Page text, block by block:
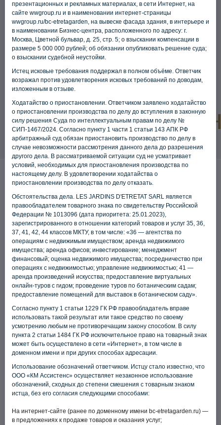
презентационных и рекламных материалах, в сети Интернет, на
сайте wwgroup.ru и в наименовании интернет-страницы
wwgroup.ru/bc-etretagarden, на вывеске фасада здания, в интерьере и
в наименовании Бизнес-центра, расположенного по адресу: г.
Москва, Цветной бульвар, д. 25, стр. 5; о взыскании компенсации в
размере 5 000 000 рублей; об обязании опубликовать решение суда;
о взыскании судебной неустойки.
Истец исковые требования поддержал в полном объёме. Ответчик
возражал против удовлетворения исковых требований по доводам,
изложенным в отзыве.
Ходатайство о приостановлении. Ответчиком заявлено ходатайство
о приостановлении производства по делу до вступления в законную
силу решения Суда по интеллектуальным правам по делу №
СИП-1467/2024. Согласно пункту 1 части 1 статьи 143 АПК РФ
арбитражный суд обязан приостановить производство по делу в
случае невозможности рассмотрения данного дела до разрешения
другого дела. В рассматриваемой ситуации суд не усматривает
условий, необходимых для приостановления производства по
настоящему делу. В удовлетворении ходатайства о
приостановлении производства по делу отказать.
Обстоятельства дела. LES JARDINS D'ETRETAT SARL является
правообладателем товарного знака по свидетельству Российской
Федерации № 1013096 (дата приоритета: 25.01.2023),
зарегистрированного в отношении категорий товаров и услуг 35, 36,
37, 41, 42, 44 классов МКТУ, в том числе: «36 — агентства по
операциям с недвижимым имуществом; аренда недвижимого
имущества; аренда офисов; инвестирование; менеджмент
финансовый; оценка недвижимого имущества; посредничество при
операциях с недвижимостью; управление недвижимостью; 41 —
аренда произведений искусства; предоставление виртуальных
онлайн-туров с гидом; проведение туров по ботаническим садам;
предоставление помещений для выставок в ботаническом саду».
Согласно пункту 1 статьи 1229 ГК РФ правообладатель вправе
использовать такой результат или такое средство по своему
усмотрению любым не противоречащим закону способом. В силу
пункта 2 статьи 1484 ГК РФ исключительное право на товарный знак
может быть осуществлено в сети «Интернет», в том числе в
доменном имени и при других способах адресации.
Использование обозначений ответчиком. Истцу стало известно, что
ООО «КМ Ассистенс» осуществляет незаконное использование
обозначений, сходных до степени смешения с товарным знаком
истца, без его согласия следующими способами:
На интернет-сайте (ранее по доменному имени bc-etretagarden.ru) —
в предложениях к продаже товаров и оказания услуг;
Деловой центр «Каминский» на
Лубянке — старт закрытых
продаж!